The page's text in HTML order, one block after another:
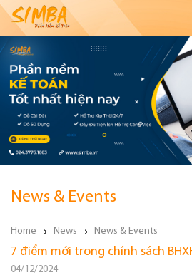
News & Events
Home News News & Events
7 điểm mới trong chính sách
04/12/2024